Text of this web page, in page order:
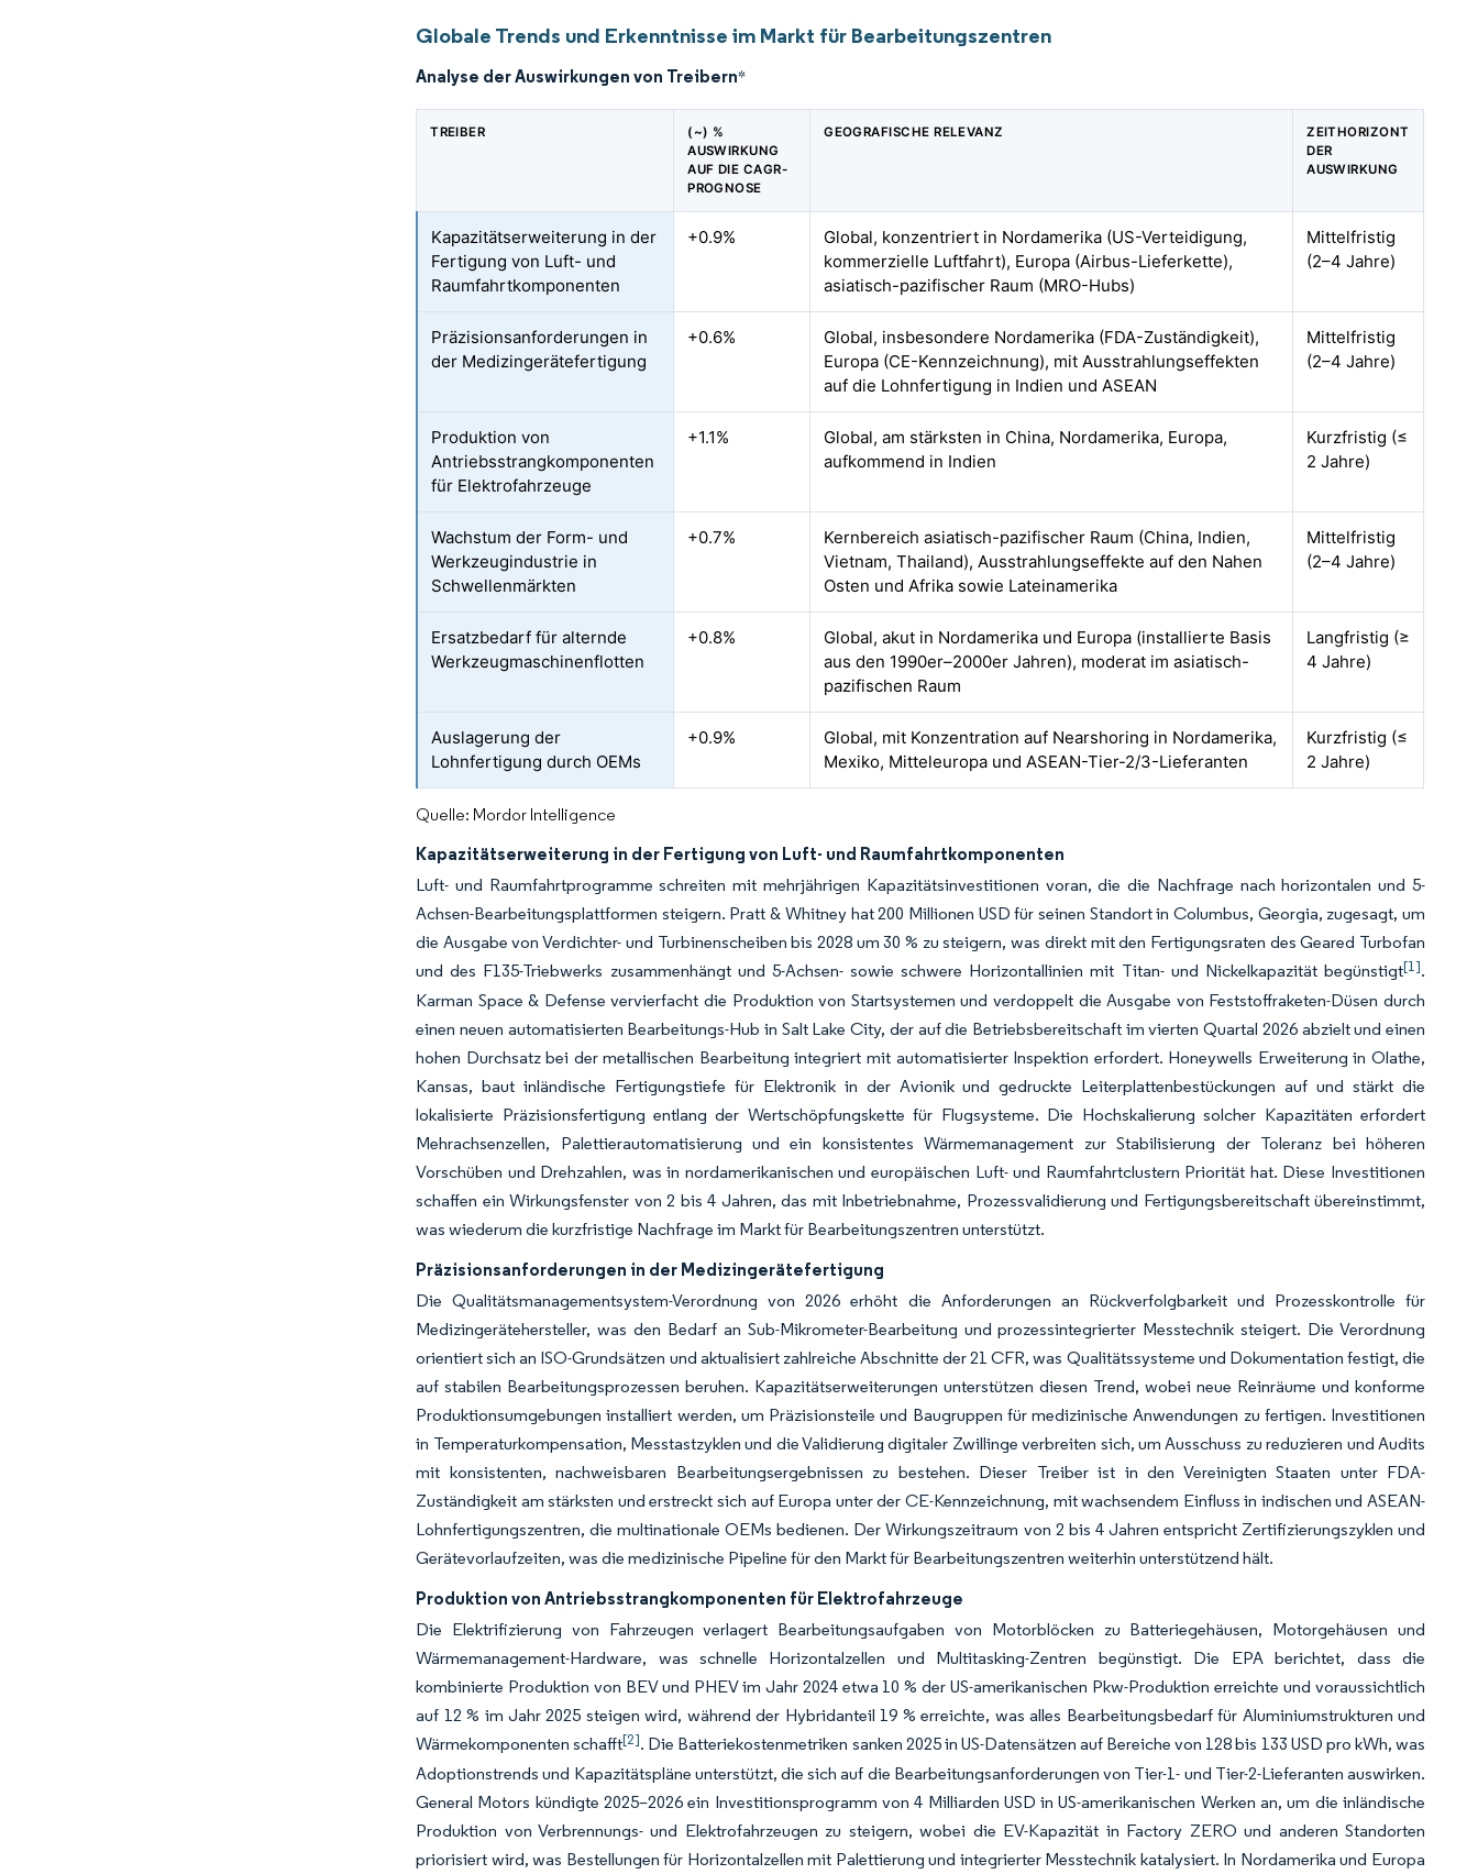
Globale Trends und Erkenntnisse im Markt für Bearbeitungszentren
Analyse der Auswirkungen von Treibern*
TREIBER
(~) %
AUSWIRKUNG
AUF DIE CAGR-
PROGNOSE
GEOGRAFISCHE RELEVANZ
ZEITHORIZONT
DER
AUSWIRKUNG
Kapazitätserweiterung in der
Fertigung von Luft- und
Raumfahrtkomponenten
+0.9%
Global, konzentriert in Nordamerika (US-Verteidigung,
kommerzielle Luftfahrt), Europa (Airbus-Lieferkette),
asiatisch-pazifischer Raum (MRO-Hubs)
Mittelfristig
(2–4 Jahre)
Präzisionsanforderungen in
der Medizingerätefertigung
+0.6%
Global, insbesondere Nordamerika (FDA-Zuständigkeit),
Europa (CE-Kennzeichnung), mit Ausstrahlungseffekten
auf die Lohnfertigung in Indien und ASEAN
Mittelfristig
(2–4 Jahre)
Produktion von
Antriebsstrangkomponenten
für Elektrofahrzeuge
+1.1%
Global, am stärksten in China, Nordamerika, Europa,
aufkommend in Indien
Kurzfristig (≤
2 Jahre)
Wachstum der Form- und
Werkzeugindustrie in
Schwellenmärkten
+0.7%
Kernbereich asiatisch-pazifischer Raum (China, Indien,
Vietnam, Thailand), Ausstrahlungseffekte auf den Nahen
Osten und Afrika sowie Lateinamerika
Mittelfristig
(2–4 Jahre)
Ersatzbedarf für alternde
Werkzeugmaschinenflotten
+0.8%
Global, akut in Nordamerika und Europa (installierte Basis
aus den 1990er–2000er Jahren), moderat im asiatisch-
pazifischen Raum
Langfristig (≥
4 Jahre)
Auslagerung der
Lohnfertigung durch OEMs
+0.9%
Global, mit Konzentration auf Nearshoring in Nordamerika,
Mexiko, Mitteleuropa und ASEAN-Tier-2/3-Lieferanten
Kurzfristig (≤
2 Jahre)
Quelle: Mordor Intelligence
Kapazitätserweiterung in der Fertigung von Luft- und Raumfahrtkomponenten
Luft- und Raumfahrtprogramme schreiten mit mehrjährigen Kapazitätsinvestitionen voran, die die Nachfrage nach horizontalen und 5-
Achsen-Bearbeitungsplattformen steigern. Pratt & Whitney hat 200 Millionen USD für seinen Standort in Columbus, Georgia, zugesagt, um
die Ausgabe von Verdichter- und Turbinenscheiben bis 2028 um 30 % zu steigern, was direkt mit den Fertigungsraten des Geared Turbofan
und des F135-Triebwerks zusammenhängt und 5-Achsen- sowie schwere Horizontallinien mit Titan- und Nickelkapazität begünstigt[1].
Karman Space & Defense vervierfacht die Produktion von Startsystemen und verdoppelt die Ausgabe von Feststoffraketen-Düsen durch
einen neuen automatisierten Bearbeitungs-Hub in Salt Lake City, der auf die Betriebsbereitschaft im vierten Quartal 2026 abzielt und einen
hohen Durchsatz bei der metallischen Bearbeitung integriert mit automatisierter Inspektion erfordert. Honeywells Erweiterung in Olathe,
Kansas, baut inländische Fertigungstiefe für Elektronik in der Avionik und gedruckte Leiterplattenbestückungen auf und stärkt die
lokalisierte Präzisionsfertigung entlang der Wertschöpfungskette für Flugsysteme. Die Hochskalierung solcher Kapazitäten erfordert
Mehrachsenzellen, Palettierautomatisierung und ein konsistentes Wärmemanagement zur Stabilisierung der Toleranz bei höheren
Vorschüben und Drehzahlen, was in nordamerikanischen und europäischen Luft- und Raumfahrtclustern Priorität hat. Diese Investitionen
schaffen ein Wirkungsfenster von 2 bis 4 Jahren, das mit Inbetriebnahme, Prozessvalidierung und Fertigungsbereitschaft übereinstimmt,
was wiederum die kurzfristige Nachfrage im Markt für Bearbeitungszentren unterstützt.
Präzisionsanforderungen in der Medizingerätefertigung
Die Qualitätsmanagementsystem-Verordnung von 2026 erhöht die Anforderungen an Rückverfolgbarkeit und Prozesskontrolle für
Medizingerätehersteller, was den Bedarf an Sub-Mikrometer-Bearbeitung und prozessintegrierter Messtechnik steigert. Die Verordnung
orientiert sich an ISO-Grundsätzen und aktualisiert zahlreiche Abschnitte der 21 CFR, was Qualitätssysteme und Dokumentation festigt, die
auf stabilen Bearbeitungsprozessen beruhen. Kapazitätserweiterungen unterstützen diesen Trend, wobei neue Reinräume und konforme
Produktionsumgebungen installiert werden, um Präzisionsteile und Baugruppen für medizinische Anwendungen zu fertigen. Investitionen
in Temperaturkompensation, Messtastzyklen und die Validierung digitaler Zwillinge verbreiten sich, um Ausschuss zu reduzieren und Audits
mit konsistenten, nachweisbaren Bearbeitungsergebnissen zu bestehen. Dieser Treiber ist in den Vereinigten Staaten unter FDA-
Zuständigkeit am stärksten und erstreckt sich auf Europa unter der CE-Kennzeichnung, mit wachsendem Einfluss in indischen und ASEAN-
Lohnfertigungszentren, die multinationale OEMs bedienen. Der Wirkungszeitraum von 2 bis 4 Jahren entspricht Zertifizierungszyklen und
Gerätevorlaufzeiten, was die medizinische Pipeline für den Markt für Bearbeitungszentren weiterhin unterstützend hält.
Produktion von Antriebsstrangkomponenten für Elektrofahrzeuge
Die Elektrifizierung von Fahrzeugen verlagert Bearbeitungsaufgaben von Motorblöcken zu Batteriegehäusen, Motorgehäusen und
Wärmemanagement-Hardware, was schnelle Horizontalzellen und Multitasking-Zentren begünstigt. Die EPA berichtet, dass die
kombinierte Produktion von BEV und PHEV im Jahr 2024 etwa 10 % der US-amerikanischen Pkw-Produktion erreichte und voraussichtlich
auf 12 % im Jahr 2025 steigen wird, während der Hybridanteil 19 % erreichte, was alles Bearbeitungsbedarf für Aluminiumstrukturen und
Wärmekomponenten schafft[2]. Die Batteriekostenmetriken sanken 2025 in US-Datensätzen auf Bereiche von 128 bis 133 USD pro kWh, was
Adoptionstrends und Kapazitätspläne unterstützt, die sich auf die Bearbeitungsanforderungen von Tier-1- und Tier-2-Lieferanten auswirken.
General Motors kündigte 2025–2026 ein Investitionsprogramm von 4 Milliarden USD in US-amerikanischen Werken an, um die inländische
Produktion von Verbrennungs- und Elektrofahrzeugen zu steigern, wobei die EV-Kapazität in Factory ZERO und anderen Standorten
priorisiert wird, was Bestellungen für Horizontalzellen mit Palettierung und integrierter Messtechnik katalysiert. In Nordamerika und Europa